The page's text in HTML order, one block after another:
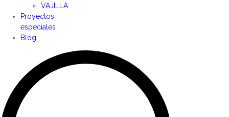
VAJILLA
Proyectos
especiales
Blog